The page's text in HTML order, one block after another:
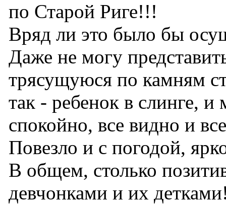
по Старой Риге!!!
Вряд ли это было бы
Даже не могу
трясущуюся по камням
так - ребенок в слинге,
спокойно, все видно и
Повезло и с погодой,
В общем, столько
девчонками и их